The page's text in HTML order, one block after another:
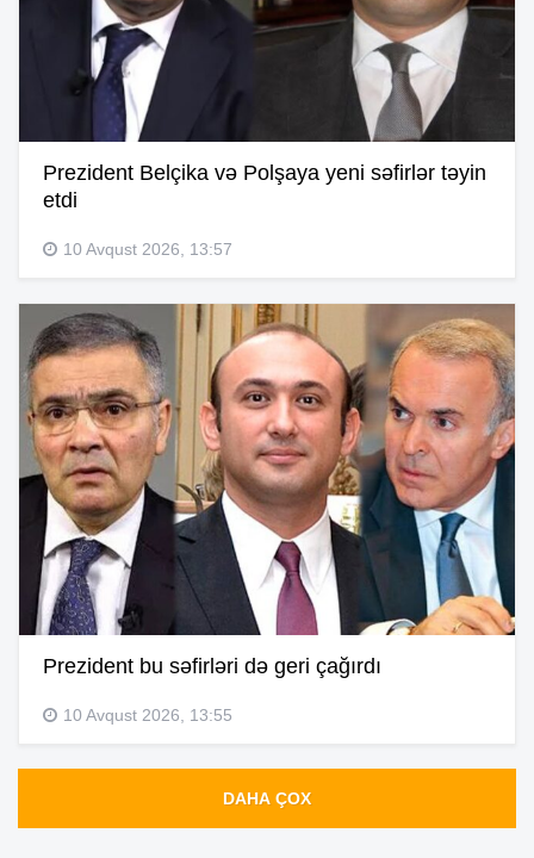
Prezident Belçika və Polşaya yeni səfirlər təyin
etdi
10 Avqust 2026, 13:57
Prezident bu səfirləri də geri çağırdı
10 Avqust 2026, 13:55
DAHA ÇOX